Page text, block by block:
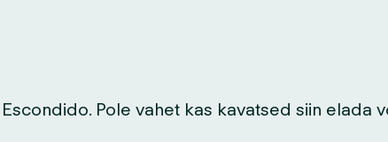
Pole vahet kas kavatsed siin elada